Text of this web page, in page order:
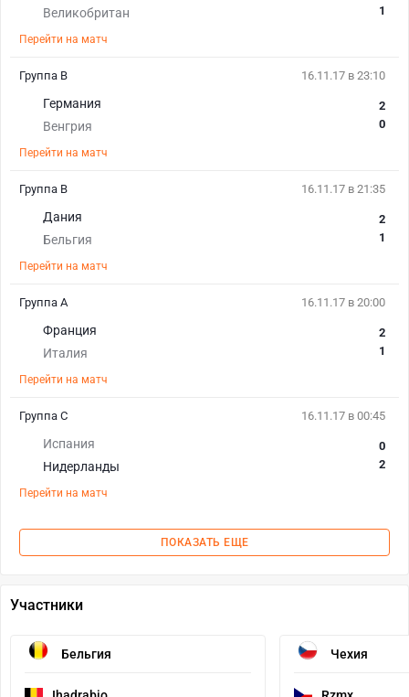
Великобритан
1
Перейти на матч
16.11.17 в 23:10
Германия
Венгрия
2
0
Перейти на матч
Группа B
16.11.17 в 21:35
Дания
Бельгия
2
1
Перейти на матч
Группа B
16.11.17 в 20:00
Франция
Италия
2
1
Перейти на матч
Группа A
16.11.17 в 00:45
Испания
Нидерланды
0
2
Перейти на матч
Группа C
ПОКАЗАТЬ ЕЩЕ
Участники
Бельгия Чехия